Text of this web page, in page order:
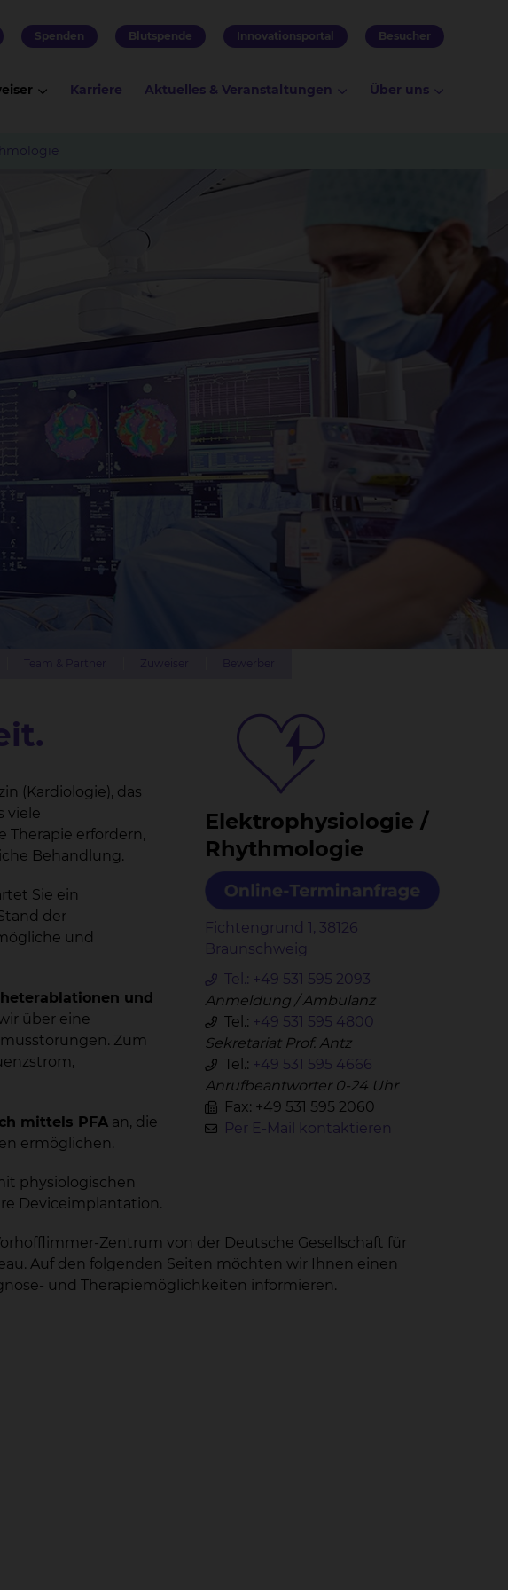
Spenden Blutspende Innovationsportal Besucher
Karriere Aktuelles & Veranstaltungen Über uns
Elek­tro­phy­sio­lo­gie /
Rhyth­mo­lo­gie
Fichtengrund 1, 38126
Braunschweig
Tel.: +49 531 595 2093
Anmeldung / Ambulanz
Tel.: +49 531 595 4800
Sekretariat Prof. Antz
Tel.: +49 531 595 4666
Anrufbeantworter 0-24 Uhr
Fax: +49 531 595 2060
Per E-Mail kontaktieren
(Kardiologie), das
viele
erfordern,
Behandlung.
Sie ein
der
und
und
über eine
Zum
mittels PFA an, die
ermöglichen.
physiologischen
Deviceimplantation.
Zentrum von der Deutsche Gesellschaft für
Auf den folgenden Seiten möchten wir Ihnen einen
und Therapiemöglichkeiten informieren.